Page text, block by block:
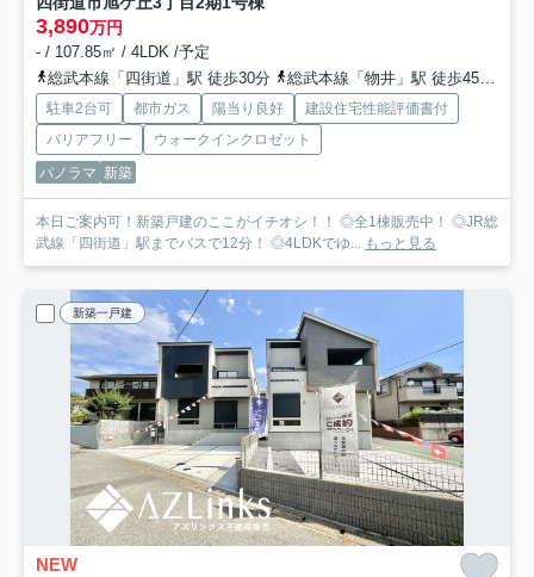
3,890万円
- / 107.85㎡ / 4LDK /予定
総武本線「四街道」駅 徒歩30分
総武本線「物井」駅 徒歩45分
駐車2台可 都市ガス 陽当り良好
建設住宅性能評価書付
バリアフリー
ウォークインクロゼット
パノラマ 新築
本日ご案内可！新築戸建のここがイチオシ！！ ◎全1棟販売中！ ◎JR総
武線「四街道」駅までバスで12分！ ◎4LDKでゆ... もっと見る
新築一戸建
NEW